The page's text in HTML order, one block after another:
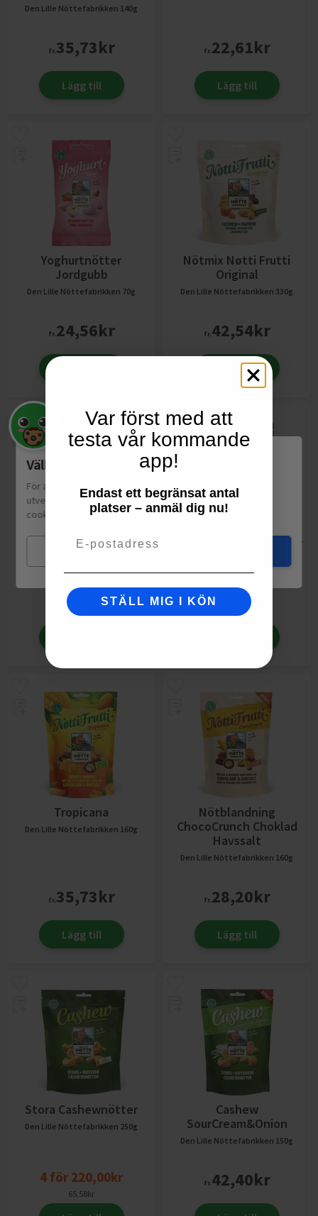
Den Lille Nöttefabrikken 140g
fr.35,73kr
Lägg till
fr.22,61kr
Lägg till
Yoghurtnötter
Jordgubb
Den Lille Nöttefabrikken 70g
fr.24,56kr
Nötmix Nøtti Frutti
Original
Den Lille Nöttefabrikken 330g
fr.42,54kr
Lägg till
Macadamia Uten Salt
33,02 kr
Trippel Honningsnötter
fr.31,10
Tropicana
Den Lille Nöttefabrikken 160g
fr.35,73kr
Lägg till
Nötblandning
ChocoCrunch Choklad
Havssalt
Den Lille Nöttefabrikken 160g
fr.28,20kr
Lägg till
Stora Cashewnötter
Den Lille Nöttefabrikken 250g
4 för 220,00kr
65,58kr
Cashew
SourCream&Onion
Den Lille Nöttefabrikken 150g
fr.42,40kr
Välkommen till Matspar.se
För att leverera en personlig upplevelse, mäta sajtens
utveckling och ha sociala medier-koppling använder vi
cookies.
Läs mer
Mina val
Var först med att
testa vår kommande
app!
Endast ett begränsat antal
platser – anmäl dig nu!
STÄLL MIG I KÖN